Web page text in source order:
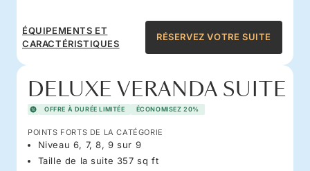
ÉQUIPEMENTS ET
CARACTÉRISTIQUES
RÉSERVEZ VOTRE SUITE
DELUXE VERANDA SUITE
OFFRE À DURÉE LIMITÉE ÉCONOMISEZ 20%
POINTS FORTS DE LA CATÉGORIE
Niveau 6, 7, 8, 9 sur 9
Taille de la suite 357 sq ft